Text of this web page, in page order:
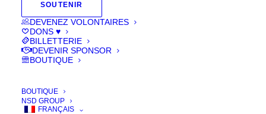
SOUTENIR
DEVENEZ VOLONTAIRES
DONS ♥
BILLETTERIE
DEVENIR SPONSOR
BOUTIQUE
BOUTIQUE
NSD GROUP
FRANÇAIS
BILLETTERIE
| BUY
TICKETS